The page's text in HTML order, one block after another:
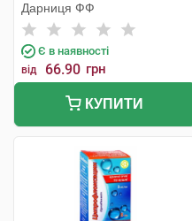
Дарниця ФФ
Є в наявності
від 66.90 грн
КУПИТИ